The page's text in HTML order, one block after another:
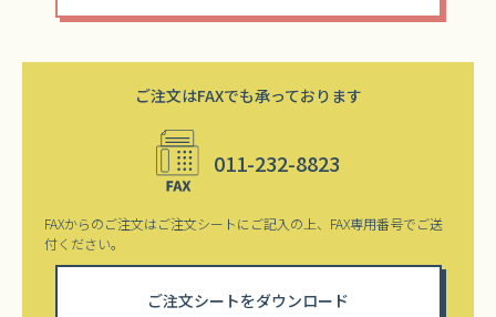
ご注文はFAXでも承っております
011-232-8823
FAXからのご注文はご注文シートにご記入の上、FAX専用番号でご送
付ください。
ご注文シートをダウンロード